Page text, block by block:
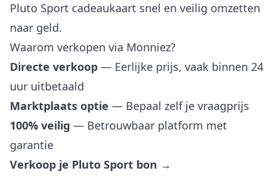
Pluto Sport cadeaukaart snel en veilig omzetten
naar geld.
Waarom verkopen via Monniez?
Directe verkoop — Eerlijke prijs, vaak binnen 24
uur uitbetaald
Marktplaats optie — Bepaal zelf je vraagprijs
100% veilig — Betrouwbaar platform met
garantie
Verkoop je Pluto Sport bon →